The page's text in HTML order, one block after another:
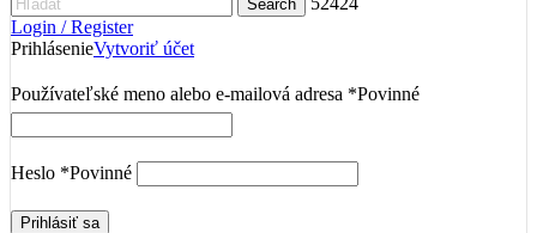
Search
Login / Register
PrihlásenieVytvoriť účet
Používateľské meno alebo e-mailová adresa *Povinné
Heslo *Povinné
Prihlásiť sa